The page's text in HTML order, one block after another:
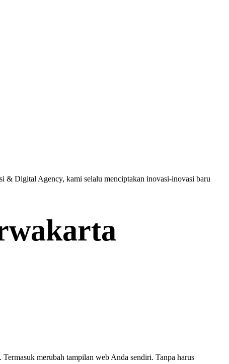
& Digital Agency, kami selalu menciptakan inovasi-inovasi baru
merubah tampilan web Anda sendiri. Tanpa harus